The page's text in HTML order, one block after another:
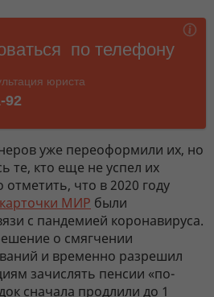
уже переоформили их, но
те, кто еще не успел их
что в 2020 году
карточки МИР были
с пандемией коронавируса.
о смягчении
и временно разрешил
зачислять пенсии «по-
сначала продлили до 1